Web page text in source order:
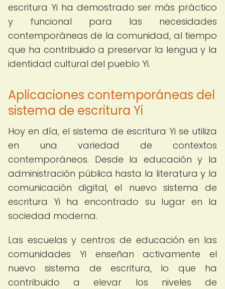
escritura Yi ha demostrado ser más práctico
y funcional para las necesidades
contemporáneas de la comunidad, al tiempo
que ha contribuido a preservar la lengua y la
identidad cultural del pueblo Yi.
Aplicaciones contemporáneas del
sistema de escritura Yi
Hoy en día, el sistema de escritura Yi se utiliza
en una variedad de contextos
contemporáneos. Desde la educación y la
administración pública hasta la literatura y la
comunicación digital, el nuevo sistema de
escritura Yi ha encontrado su lugar en la
sociedad moderna.
Las escuelas y centros de educación en las
comunidades Yi enseñan activamente el
nuevo sistema de escritura, lo que ha
contribuido a elevar los niveles de